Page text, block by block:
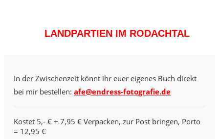
LANDPARTIEN IM RODACHTAL
In der Zwischenzeit könnt ihr euer eigenes Buch direkt
bei mir bestellen: afe@endress-fotografie.de
Kostet 5,- € + 7,95 € Verpacken, zur Post bringen, Porto
= 12,95 €